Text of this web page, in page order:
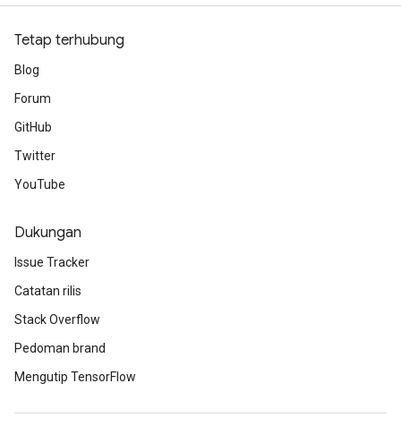
Tetap terhubung
Blog
Forum
GitHub
Twitter
YouTube
Dukungan
Issue Tracker
Catatan rilis
Stack Overflow
Pedoman brand
Mengutip TensorFlow